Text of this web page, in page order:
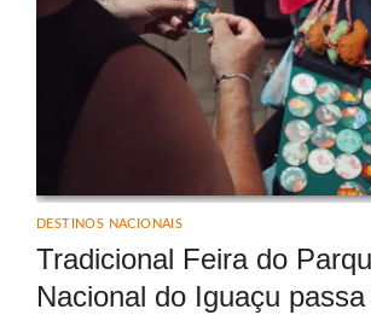
DESTINOS NACIONAIS
Tradicional Feira do
Nacional do Iguaçu